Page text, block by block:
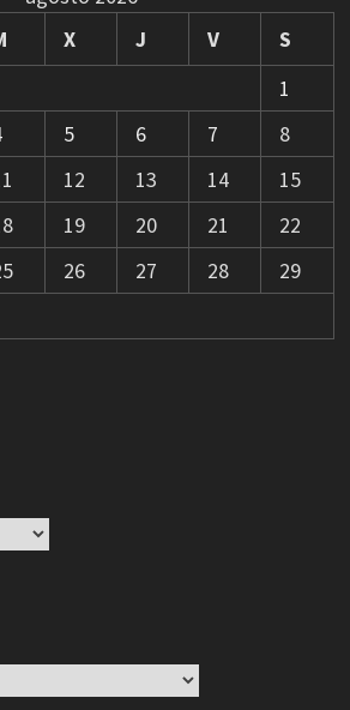
X J V
S
1
5 6 7
8
12 13 14
15
19 20 21
22
26 27 28
29